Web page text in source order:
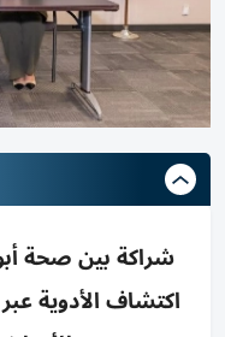
شراكة بين صحة
اكتشاف الأدوية